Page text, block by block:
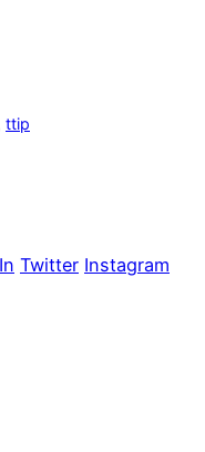
ttip
Twitter Instagram